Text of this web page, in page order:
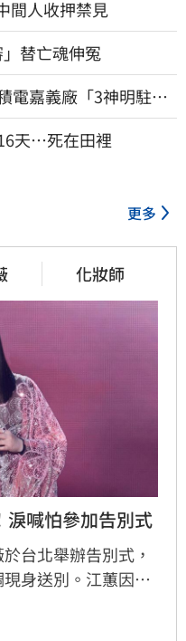
間人收押禁見
替亡魂伸冤
電嘉義廠「3神明駐駕
天…死在田裡
更多
化妝師
淚喊怕參加告別式
台北舉辦告別式，
身送別。江蕙因人
代為致意。江蕙經